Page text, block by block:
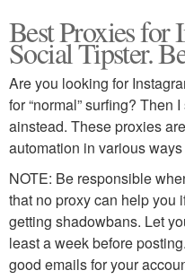
Best Proxies for
Social Tipster.
Are you looking for
for “normal” surfing? Then
ainstead. These proxies
automation in various
NOTE: Be responsible
that no proxy can help you
getting shadowbans. Let
least a week before
good emails for your